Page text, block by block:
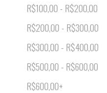
R$100,00 - R$200,00
R$200,00 - R$300,00
R$300,00 - R$400,00
R$500,00 - R$600,00
R$600,00+